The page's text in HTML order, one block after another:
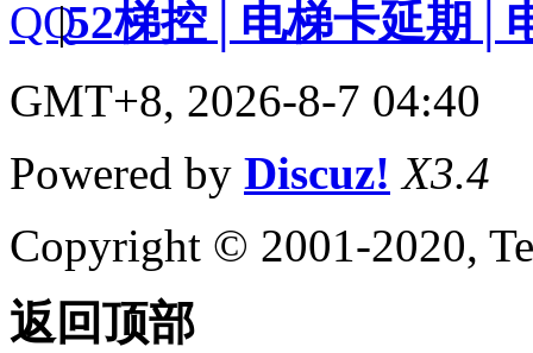
|52梯控│电梯卡延期│
GMT+8, 2026-8-7 04:40
Powered by Discuz! X3.4
Copyright © 2001-2020,
返回顶部